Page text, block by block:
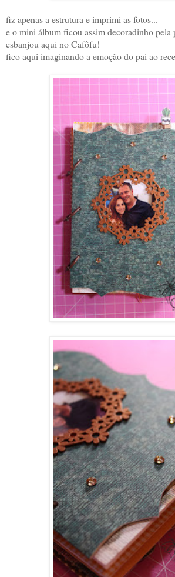
fiz apenas a estrutura e imprimi as fotos...
e o mini álbum ficou assim decoradinho pela
esbanjou aqui no Cafôfu!
fico aqui imaginando a emoção do pai ao